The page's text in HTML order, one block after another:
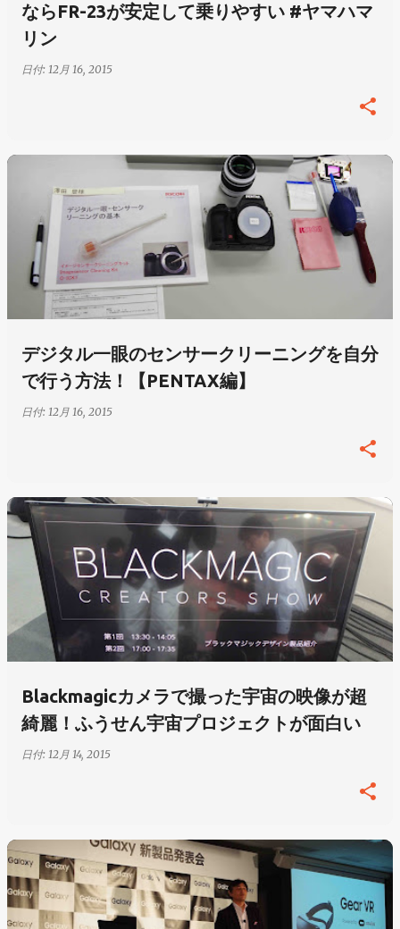
ならFR-23が安定して乗りやすい #ヤマハマ
リン
日付: 12月 16, 2015
デジタル一眼のセンサークリーニングを自分
で行う方法！【PENTAX編】
日付: 12月 16, 2015
Blackmagicカメラで撮った宇宙の映像が超
綺麗！ふうせん宇宙プロジェクトが面白い
日付: 12月 14, 2015